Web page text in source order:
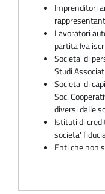
Imprenditori
Lavoratori
partita Iva
Societa' di
Studi Associati
Societa' di
Soc.
diversi dalle
Istituti di
societa'
Enti che non